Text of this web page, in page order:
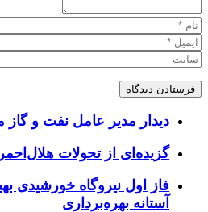
دیدار مدیر عامل نفت و گاز
گزیده‌ای از تحولات
فاز اول نیروگاه خورشیدی
آستانه بهره‌برداری